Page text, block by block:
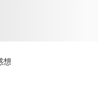
想